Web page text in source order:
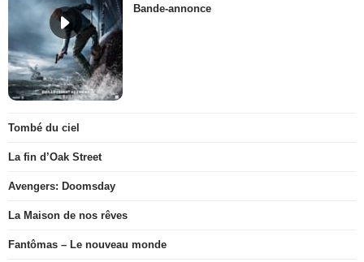
Bande-annonce
Tombé du ciel
La fin d’Oak Street
Avengers: Doomsday
La Maison de nos rêves
Fantômas – Le nouveau monde